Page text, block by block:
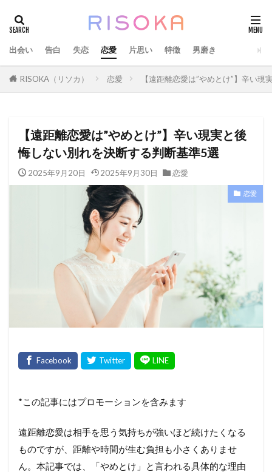
出会い 告白 失恋 恋愛 片思い 特徴 男磨き
RISOKA（リソカ） 恋愛 【遠距離恋愛は”やめとけ”】辛い
【遠距離恋愛は”やめとけ”】辛い現実と後
悔しない別れを決断する判断基準5選
2025年9月20日 2025年9月30日 恋愛
恋愛
*この記事にはプロモーションを含みます
遠距離恋愛は相手を思う気持ちが強いほど続けたくなる
ものですが、距離や時間が生む負担も小さくありませ
ん。本記事では、「やめとけ」と言われる具体的な理由